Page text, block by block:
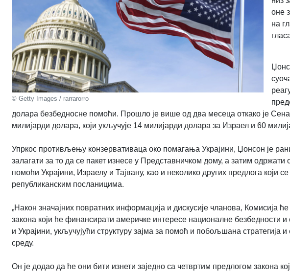
© Getty Images / rarrarorro
оне
на
долара безбедносне помоћи. Прошло је више од два месеца откако је
милијарди долара, који укључује 14 милијарди долара за Израел и 60
Упркос противљењу конзервативаца око помагања Украјини, Џонсон је
залагати за то да се пакет изнесе у Представничком дому, а затим
помоћи Украјини, Израелу и Тајвану, као и неколико других предлога који
републиканским посланицима.
„Након значајних повратних информација и дискусије чланова, Комисија ће
закона који ће финансирати америчке интересе националне безбедности
и Украјини, укључујући структуру зајма за помоћ и побољшана стратегија
среду.
Он је додао да ће они бити изнети заједно са четвртим предлогом закона